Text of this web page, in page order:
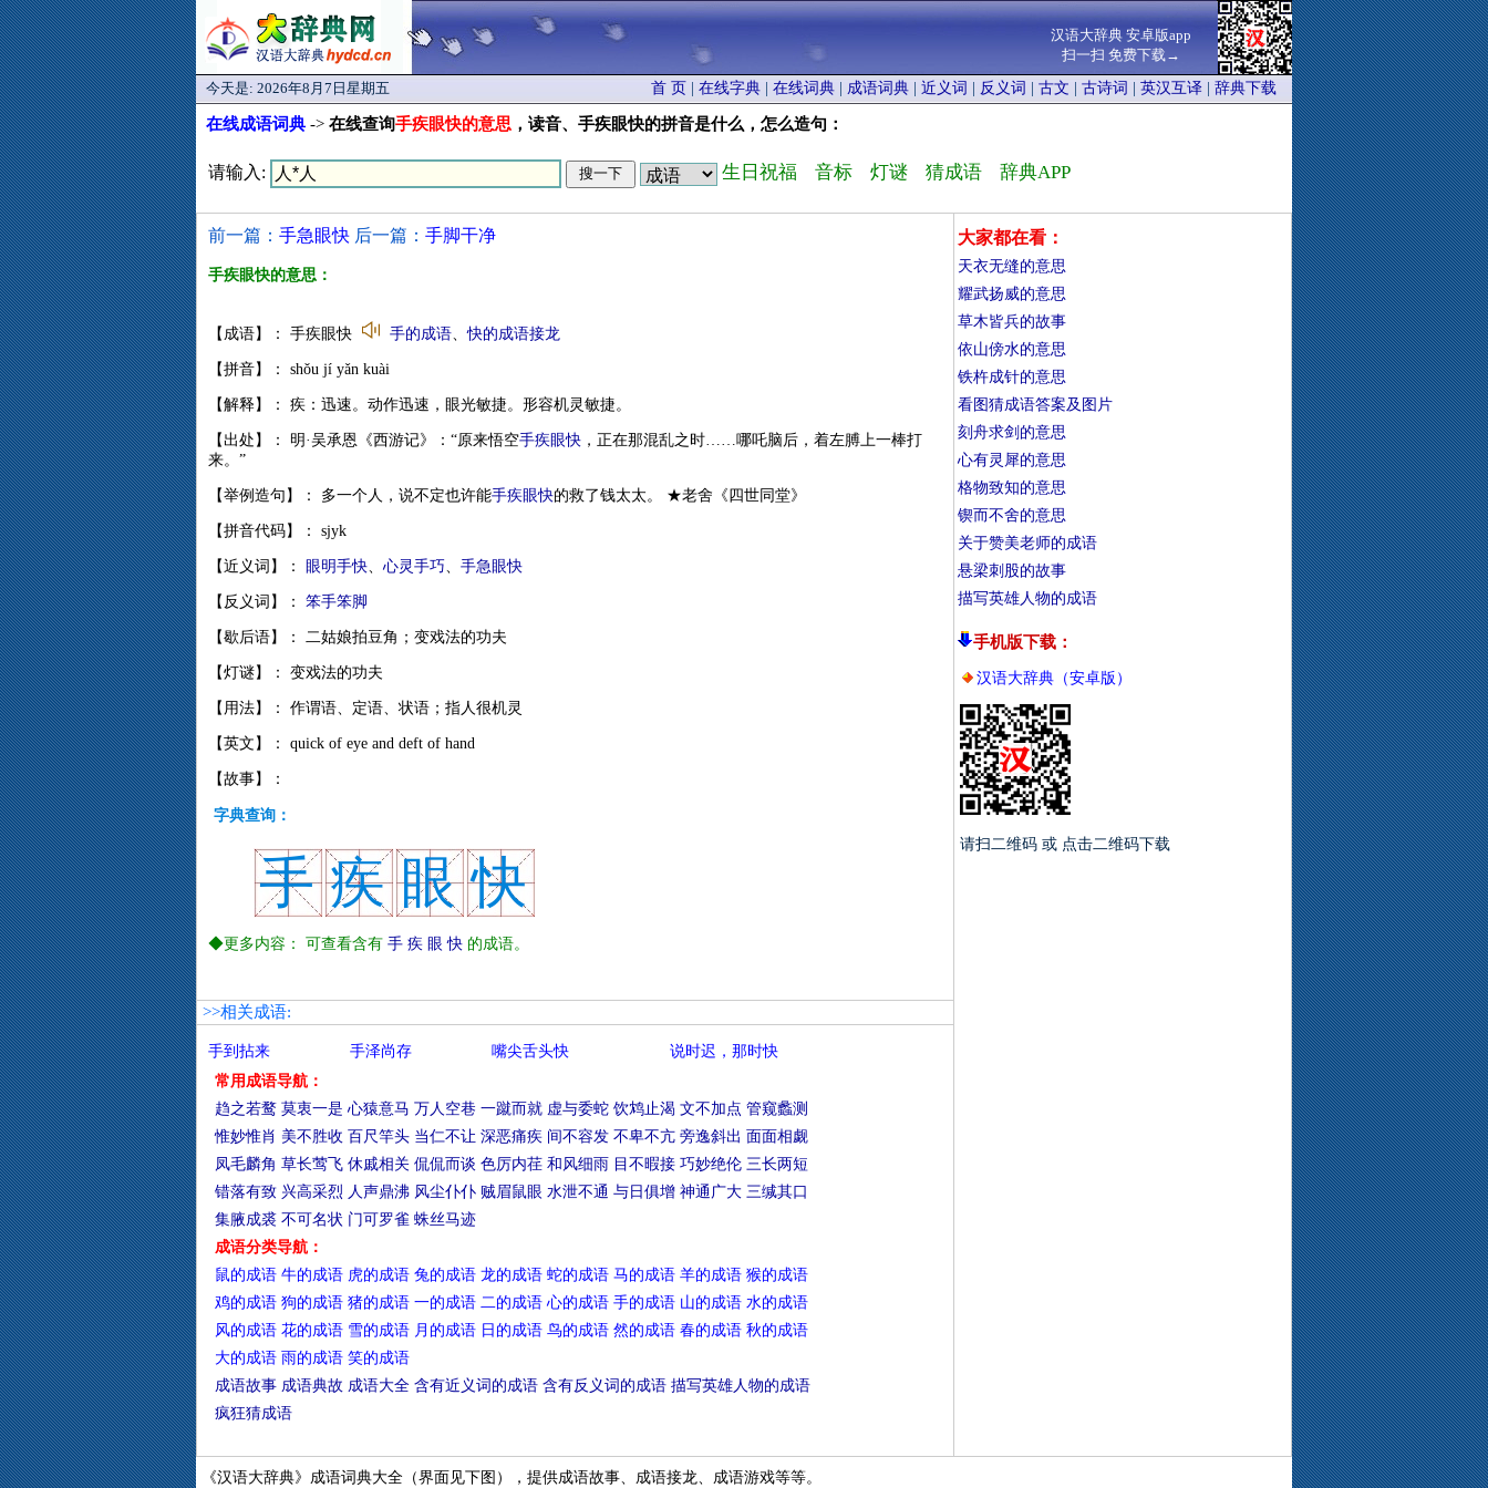
汉语大辞典 安卓版app
扫一扫 免费下载→
今天是: 2026年8月7日星期五 首 页 在线字典 在线词典 成语词典 近义词 反义词 古文 古诗词 英汉互译 辞典下载
在线成语词典 -> 在线查询手疾眼快的意思 ，读音、手疾眼快的拼音是什么，怎么造句：
请输入: 生日祝福 音标 灯谜 猜成语 辞典APP
前一篇： 手急眼快 后一篇： 手脚干净
手疾眼快的意思：
【成语】： 手疾眼快 手的成语、快的成语接龙
【拼音】： shǒu jí yǎn kuài
【解释】： 疾：迅速。动作迅速，眼光敏捷。形容机灵敏捷。
【出处】： 明·吴承恩《西游记》：“原来悟空手疾眼快 ，正在那混乱之时……哪吒脑后，着左膊上一棒打
来。”
【举例造句】： 多一个人，说不定也许能手疾眼快的救了钱太太。 ★老舍《四世同堂》
【拼音代码】： sjyk
【近义词】： 眼明手快、 心灵手巧、 手急眼快
【反义词】： 笨手笨脚
【歇后语】： 二姑娘拍豆角；变戏法的功夫
【灯谜】： 变戏法的功夫
【用法】： 作谓语、定语、状语；指人很机灵
【英文】： quick of eye and deft of hand
【故事】：
字典查询：
手 疾 眼 快
◆更多内容： 可查看含有 手 疾 眼 快 的成语。
大家都在看：
天衣无缝的意思
耀武扬威的意思
草木皆兵的故事
依山傍水的意思
铁杵成针的意思
看图猜成语答案及图片
刻舟求剑的意思
心有灵犀的意思
格物致知的意思
锲而不舍的意思
关于赞美老师的成语
悬梁刺股的故事
描写英雄人物的成语
手机版下载：
汉语大辞典（安卓版）
请扫二维码 或 点击二维码下载
>>相关成语:
手到拈来 手泽尚存 嘴尖舌头快
说时迟，那时快
常用成语导航：
趋之若鹜 莫衷一是 心猿意马 万人空巷 一蹴而就 虚与委蛇 饮鸩止渴 文不加点 管窥蠡测
惟妙惟肖 美不胜收 百尺竿头 当仁不让 深恶痛疾 间不容发 不卑不亢 旁逸斜出 面面相觑
凤毛麟角 草长莺飞 休戚相关 侃侃而谈 色厉内荏 和风细雨 目不暇接 巧妙绝伦 三长两短
错落有致 兴高采烈 人声鼎沸 风尘仆仆 贼眉鼠眼 水泄不通 与日俱增 神通广大 三缄其口
集腋成裘 不可名状 门可罗雀 蛛丝马迹
成语分类导航：
鼠的成语 牛的成语 虎的成语 兔的成语 龙的成语 蛇的成语 马的成语 羊的成语 猴的成语
鸡的成语 狗的成语 猪的成语 一的成语 二的成语 心的成语 手的成语 山的成语 水的成语
风的成语 花的成语 雪的成语 月的成语 日的成语 鸟的成语 然的成语 春的成语 秋的成语
大的成语 雨的成语 笑的成语
成语故事 成语典故 成语大全 含有近义词的成语 含有反义词的成语 描写英雄人物的成语
疯狂猜成语
《汉语大辞典》成语词典大全（界面见下图），提供成语故事、成语接龙、成语游戏等等。